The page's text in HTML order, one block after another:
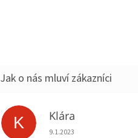
K Klára
Hodnocení obchodu je
9.1.2023